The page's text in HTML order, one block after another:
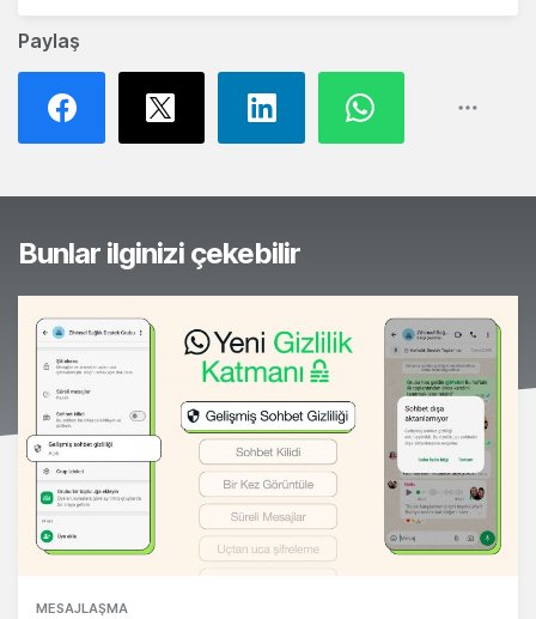
Paylaş
Bunlar ilginizi çekebilir
MESAJLAŞMA